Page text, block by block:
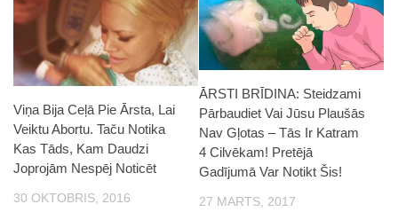
Viņa Bija Ceļā Pie Ārsta, Lai
Veiktu Abortu. Taču Notika
Kas Tāds, Kam Daudzi
Joprojām Nespēj Noticēt
30 OKTOBRIS, 2016
ĀRSTI BRĪDINA: Steidzami
Pārbaudiet Vai Jūsu Plaušās
Nav Gļotas – Tās Ir Katram
4 Cilvēkam! Pretējā
Gadījumā Var Notikt Šis!
27 MARTS, 2017